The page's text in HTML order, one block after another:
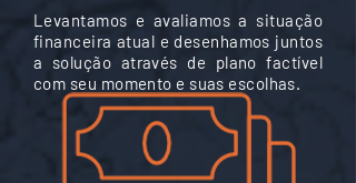
Levantamos e avaliamos a situação
financeira atual e desenhamos juntos
a solução através de plano factível
com seu momento e suas escolhas.